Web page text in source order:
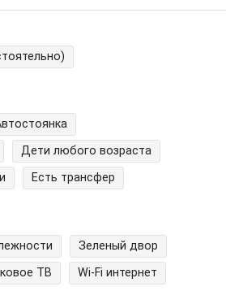
Дети любого возраста
Есть трансфер
Зеленый двор
ТВ
Wi-Fi интернет